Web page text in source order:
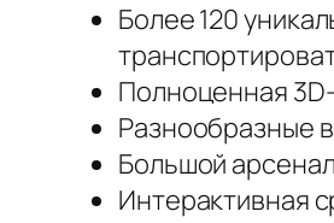
Более 120
Полноценная
Разнообразные
Большой
Интерактивная